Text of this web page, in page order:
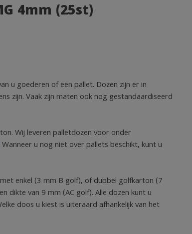
4mm (25st)
u goederen of een pallet. Dozen zijn er in
zijn. Vaak zijn maten ook nog gestandaardiseerd
Wij leveren palletdozen voor onder
Wanneer u nog niet over pallets beschikt, kunt u
enkel (3 mm B golf), of dubbel golfkarton (7
dikte van 9 mm (AC golf). Alle dozen kunt u
doos u kiest is uiteraard afhankelijk van het